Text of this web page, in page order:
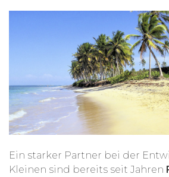
Ein starker Partner bei der
Kleinen sind bereits seit Jahren